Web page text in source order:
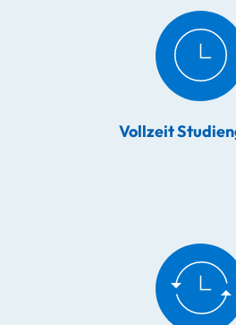
Vollzeit